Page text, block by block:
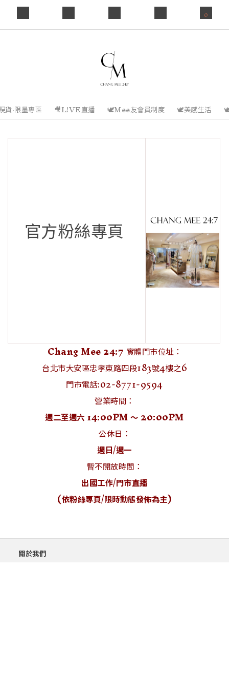
0
·限量專區 🎥L!VE直播 🕊️Mee友會員制度 🕊️美感生活
官方粉絲專頁
Chang Mee 24:7實體門市位址：
台北市大安區忠孝東路四段183號4樓之6
門市電話:02-8771-9594
營業時間：
週二至週六 14:00PM ～ 20:00PM
公休日：
週日/週一
暫不開放時間：
出國工作/門市直播
(依粉絲專頁/限時動態發佈為主)
關於我們